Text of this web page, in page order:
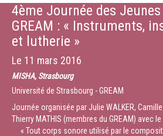
4ème Journée des
GREAM : « Instruments,
et lutherie »
Le 11 mars 2016
MISHA, Strasbourg
Université de Strasbourg - GREAM
Journée organisée par Julie WALKER, Camille
Thierry MATHIS (membres du GREAM) avec le
« Tout corps sonore utilisé par le